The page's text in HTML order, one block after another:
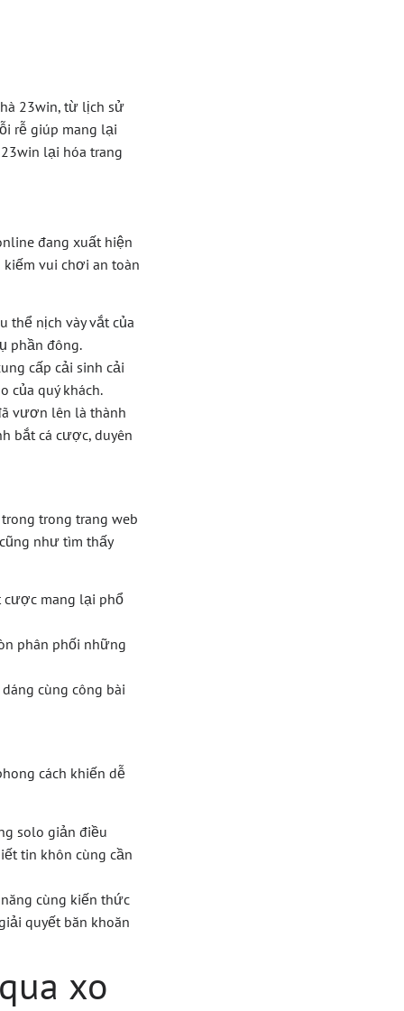
23win, từ lịch sử
rễ giúp mang lại
lại hóa trang
đang xuất hiện
vui chơi an toàn
thể nịch vày vắt của
phần đông.
cấp cải sinh cải
của quý khách.
vươn lên là thành
bắt cá cược, duyên
trong trang web
như tìm thấy
cược mang lại phổ
phân phối những
cùng công bài
cách khiến dễ
solo giản điều
tin khôn cùng cần
cùng kiến thức
quyết băn khoăn
xo